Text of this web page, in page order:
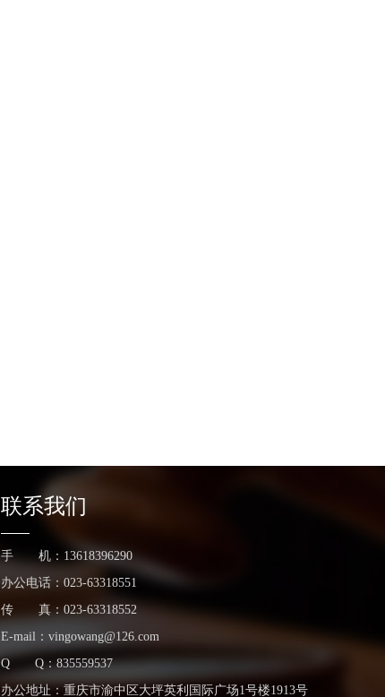
联系我们
手 机：13618396290
办公电话：023-63318551
传 真：023-63318552
E-mail：vingowang@126.com
Q Q：835559537
办公地址：重庆市渝中区大坪英利国际广场1号楼1913号